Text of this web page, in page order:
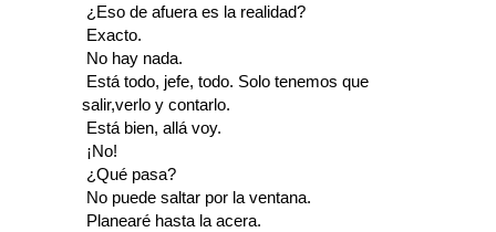
 ¿Eso de afuera es la realidad?
 Exacto.
 No hay nada.
 Está todo, jefe, todo. Solo tenemos que
salir,verlo y contarlo.
 Está bien, allá voy.
 ¡No!
 ¿Qué pasa?
 No puede saltar por la ventana.
 Planearé hasta la acera.